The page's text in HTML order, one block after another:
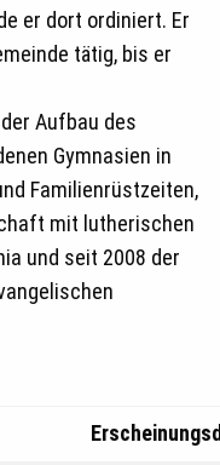
er dort ordiniert. Er
tätig, bis er
Aufbau des
Gymnasien in
Familienrüstzeiten,
mit lutherischen
und seit 2008 der